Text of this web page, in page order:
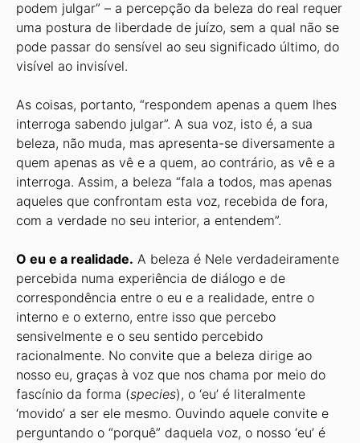
podem julgar” – a percepção da beleza do real requer
uma postura de liberdade de juízo, sem a qual não se
pode passar do sensível ao seu significado último, do
visível ao invisível.
As coisas, portanto, “respondem apenas a quem lhes
interroga sabendo julgar”. A sua voz, isto é, a sua
beleza, não muda, mas apresenta-se diversamente a
quem apenas as vê e a quem, ao contrário, as vê e a
interroga. Assim, a beleza “fala a todos, mas apenas
aqueles que confrontam esta voz, recebida de fora,
com a verdade no seu interior, a entendem”.
O eu e a realidade. A beleza é Nele verdadeiramente
percebida numa experiência de diálogo e de
correspondência entre o eu e a realidade, entre o
interno e o externo, entre isso que percebo
sensivelmente e o seu sentido percebido
racionalmente. No convite que a beleza dirige ao
nosso eu, graças à voz que nos chama por meio do
fascínio da forma (species), o ‘eu’ é literalmente
‘movido’ a ser ele mesmo. Ouvindo aquele convite e
perguntando o “porquê” daquela voz, o nosso ‘eu’ é